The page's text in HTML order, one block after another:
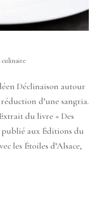
culinaire
Déclinaison autour
d’une sangria.
du livre « Des
publié aux Éditions du
les Étoiles d’Alsace,